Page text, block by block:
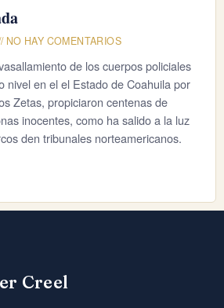
NO HAY COMENTARIOS
de los cuerpos policiales
nivel en el el Estado de Coahuila por
Zetas, propiciaron centenas de
inocentes, como ha salido a la luz
den tribunales norteamericanos.
Creel